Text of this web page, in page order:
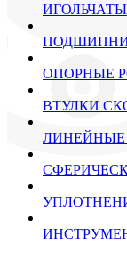
ОПОРНЫЕ
ВТУЛКИ